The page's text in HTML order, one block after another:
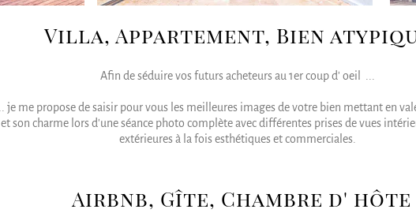
Villa, Appartement, Bien
Afin de séduire vos futurs acheteurs au 1er coup d' oeil ...
... je me propose de saisir pour vous les meilleures images de votre bien mettant en
et son charme lors d'une séance photo complète avec différentes prises de vues
extérieures à la fois esthétiques et commerciales.
Airbnb, Gîte, Chambre d' hôte